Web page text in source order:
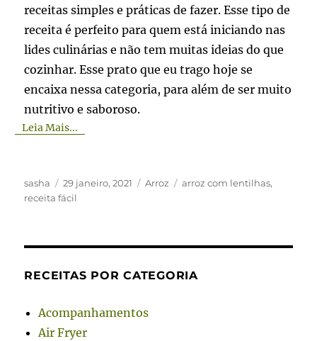
receitas simples e práticas de fazer. Esse tipo de
receita é perfeito para quem está iniciando nas
lides culinárias e não tem muitas ideias do que
cozinhar. Esse prato que eu trago hoje se
encaixa nessa categoria, para além de ser muito
nutritivo e saboroso.
Leia Mais...
Autor
sasha
Publicado
em
29 janeiro, 2021 Categorias
Arroz Tags
arroz com lentilhas,
receita fácil
RECEITAS POR CATEGORIA
Acompanhamentos
Air Fryer